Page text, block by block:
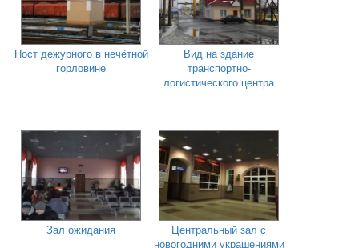
Пост дежурного в нечётной
горловине
Вид на здание
транспортно-
логистического центра
Зал ожидания
Центральный зал с
новогодними украшениями